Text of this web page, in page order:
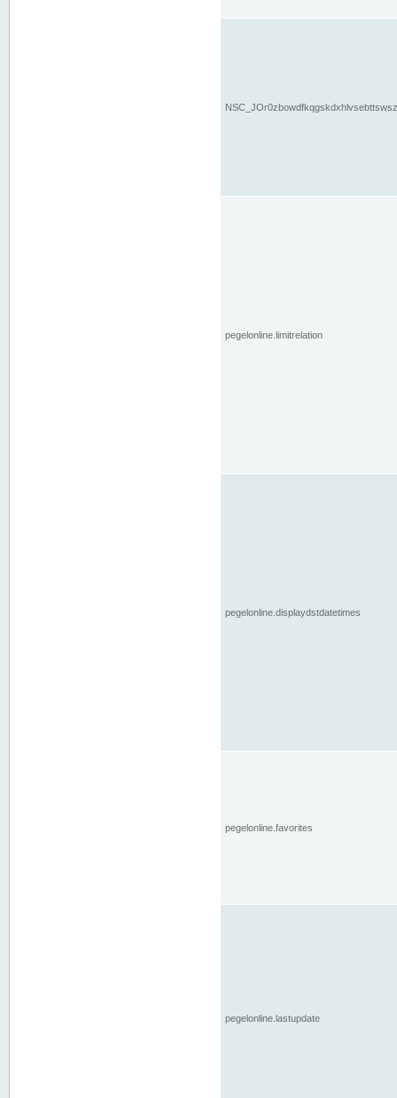
pegelonline.limitrelation
pegelonline.displaydstdatetimes
pegelonline.favorites
pegelonline.lastupdate